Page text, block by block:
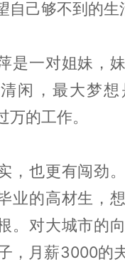
自己够不到的生
是一对姐妹，
闲，最大梦
万的工作。
，也更有闯劲
业的高材生，
。对大城市的
，月薪3000的